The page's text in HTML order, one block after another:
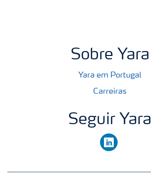
Sobre Yara
Yara em Portugal
Carreiras
Seguir Yara
linkedin